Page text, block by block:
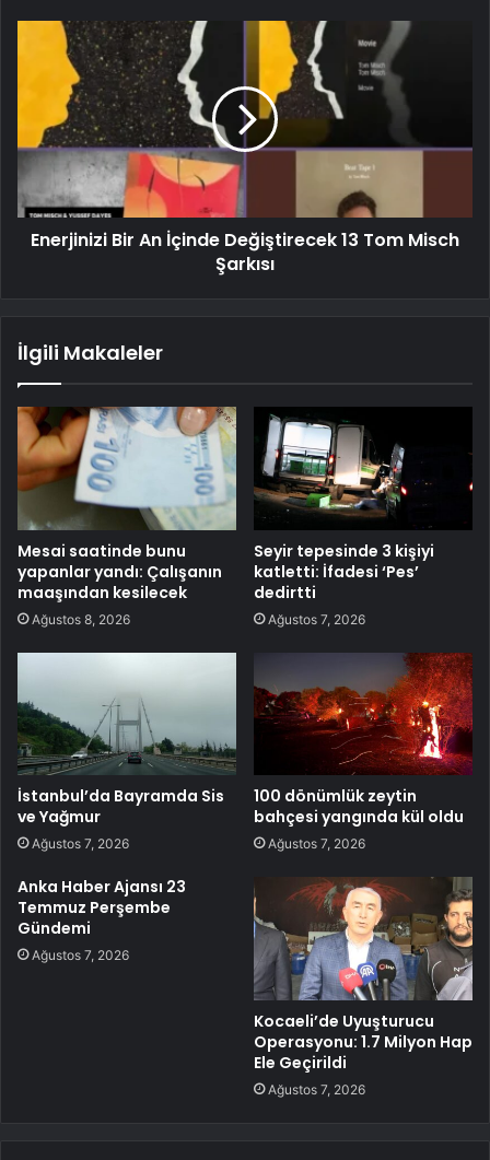
Enerjinizi Bir An İçinde Değiştirecek 13 Tom Misch
Şarkısı
İlgili Makaleler
Mesai saatinde bunu
yapanlar yandı: Çalışanın
maaşından kesilecek
Ağustos 8, 2026
Seyir tepesinde 3 kişiyi
katletti: İfadesi ‘Pes’
dedirtti
Ağustos 7, 2026
İstanbul’da Bayramda Sis
ve Yağmur
Ağustos 7, 2026
100 dönümlük zeytin
bahçesi yangında kül oldu
Ağustos 7, 2026
Anka Haber Ajansı 23
Temmuz Perşembe
Gündemi
Ağustos 7, 2026
Kocaeli’de Uyuşturucu
Operasyonu: 1.7 Milyon Hap
Ele Geçirildi
Ağustos 7, 2026